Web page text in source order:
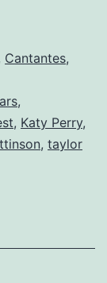
Cantantes,
,
, Katy Perry,
, taylor